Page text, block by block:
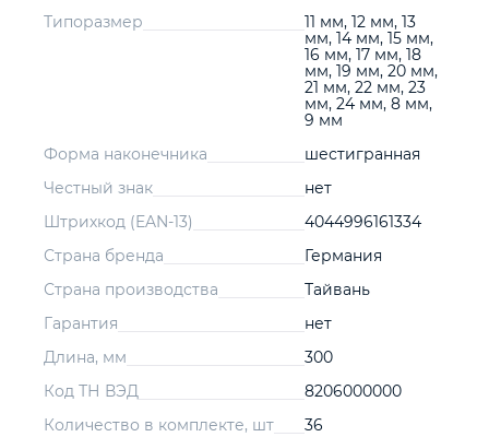
Типоразмер
11 мм, 12 мм, 13
мм, 14 мм, 15 мм,
16 мм, 17 мм, 18
мм, 19 мм, 20 мм,
21 мм, 22 мм, 23
мм, 24 мм, 8 мм,
9 мм
Форма наконечника
шестигранная
Честный знак
нет
Штрихкод (EAN-13)
4044996161334
Страна бренда
Германия
Страна производства
Тайвань
Гарантия
нет
Длина, мм
300
Код ТН ВЭД
8206000000
Количество в комплекте, шт
36